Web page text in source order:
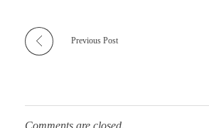
Previous Post